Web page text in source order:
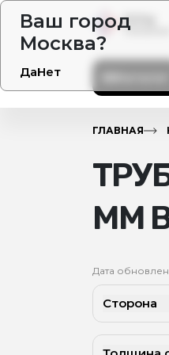
Ваш город
Москва?
ДаНет
ГЛАВНАЯ
ММ
Дата
Сторона